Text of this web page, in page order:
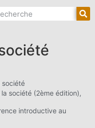
société
société (2ème édition),
introductive au